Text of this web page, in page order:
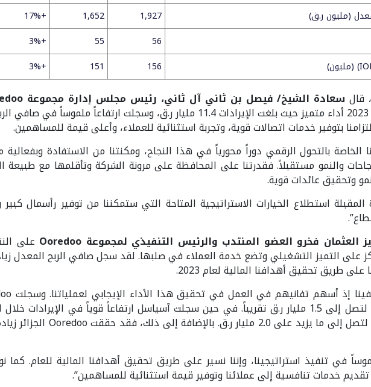
(مليون ر.ق)
1,927
1,652
+17%
56
55
+3%
156
151
+3%
قال سعادة الشيخ/ فيصل بن ثاني آل ثاني، رئيس مجلس إدارة مجموعة
بتوفير خدمات اتصالات قوية، وتجربة استثنائية للعملاء، وأعلى قيمة للمساهمين.
الخاصة بالتحول الرقمي دوراً محورياً في هذا النجاح، ومكنتنا من الاستفادة
والنمو مستقبلاً. فقدرتنا على المحافظة على مرونة الشركة وتأقلمها مع طبيعة
وتحقيق عائدات قوية.
استطلاع الخيارات الاستراتيجية المتاحة التي ستمكننا من توفير رأسمال
العثمان فخرو العضو المنتدب والرئيس التنفيذي لمجموعة Ooredoo على
على طريق تحقيق أهدافنا المالية لعام 2023.
في تنفيذ استراتيجينا، وإننا نسير على طريق تحقيق أهدافنا المالية للعام.
خدمات تنافسية إلى عملائنا وتوفير قيمة استثنائية للمساهمين”.